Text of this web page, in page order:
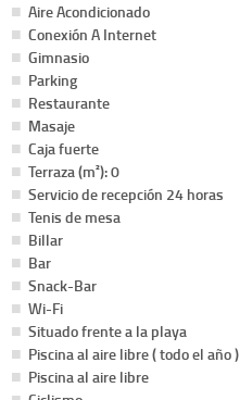
Aire Acondicionado
Conexión A Internet
Gimnasio
Parking
Restaurante
Masaje
Caja fuerte
Terraza (m²): 0
Servicio de recepción 24 horas
Tenis de mesa
Billar
Bar
Snack-Bar
Wi-Fi
Situado frente a la playa
Piscina al aire libre ( todo el año )
Piscina al aire libre